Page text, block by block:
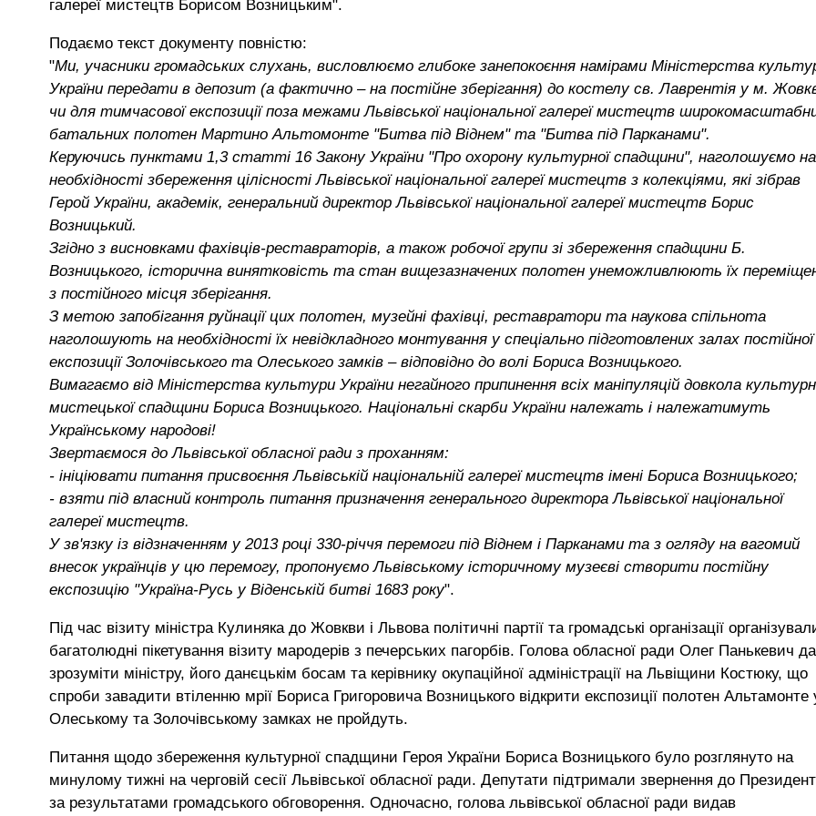
галереї мистецтв Борисом Возницьким".
Подаємо текст документу повністю:
"Ми, учасники громадських слухань, висловлюємо глибоке занепокоєння намірами Міністерства
України передати в депозит (а фактично – на постійне зберігання) до костелу св. Лаврентія у м.
чи для тимчасової експозиції поза межами Львівської національної галереї мистецтв
батальних полотен Мартино Альтомонте "Битва під Віднем" та "Битва під Парканами".
Керуючись пунктами 1,3 статті 16 Закону України "Про охорону культурної спадщини", наголошуємо на
необхідності збереження цілісності Львівської національної галереї мистецтв з колекціями, які зібрав
Герой України, академік, генеральний директор Львівської національної галереї мистецтв Борис
Возницький.
Згідно з висновками фахівців-реставраторів, а також робочої групи зі збереження спадщини Б.
Возницького, історична винятковість та стан вищезазначених полотен унеможливлюють їх
з постійного місця зберігання.
З метою запобігання руйнації цих полотен, музейні фахівці, реставратори та наукова спільнота
наголошують на необхідності їх невідкладного монтування у спеціально підготовлених залах постійної
експозиції Золочівського та Олеського замків – відповідно до волі Бориса Возницького.
Вимагаємо від Міністерства культури України негайного припинення всіх маніпуляцій довкола
мистецької спадщини Бориса Возницького. Національні скарби України належать і належатимуть
Українському народові!
Звертаємося до Львівської обласної ради з проханням:
- ініціювати питання присвоєння Львівській національній галереї мистецтв імені Бориса Возницького;
- взяти під власний контроль питання призначення генерального директора Львівської національної
галереї мистецтв.
У зв'язку із відзначенням у 2013 році 330-річчя перемоги під Віднем і Парканами та з огляду на вагомий
внесок українців у цю перемогу, пропонуємо Львівському історичному музеєві створити постійну
експозицію "Україна-Русь у Віденській битві 1683 року".
Під час візиту міністра Кулиняка до Жовкви і Львова політичні партії та громадські організації
багатолюдні пікетування візиту мародерів з печерських пагорбів. Голова обласної ради Олег Панькевич
зрозуміти міністру, його данєцькім босам та керівнику окупаційної адміністрації на Львіщини Костюку, що
спроби завадити втіленню мрії Бориса Григоровича Возницького відкрити експозиції полотен Альтамонте
Олеському та Золочівському замках не пройдуть.
Питання щодо збереження культурної спадщини Героя України Бориса Возницького було розглянуто на
минулому тижні на черговій сесії Львівської обласної ради. Депутати підтримали звернення до
за результатами громадського обговорення. Одночасно, голова львівської обласної ради видав